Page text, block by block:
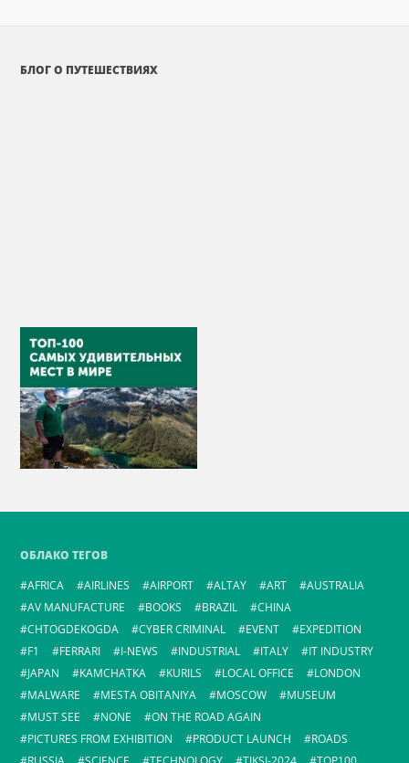
БЛОГ О ПУТЕШЕСТВИЯХ
ОБЛАКО ТЕГОВ
AFRICA
AIRLINES AIRPORT ALTAY ART
AUSTRALIA
AV MANUFACTURE
BOOKS BRAZIL
CHINA
CHTOGDEKOGDA
CYBER CRIMINAL EVENT
EXPEDITION
F1
FERRARI I-NEWS INDUSTRIAL ITALY
IT INDUSTRY
JAPAN
KAMCHATKA KURILS LOCAL OFFICE
LONDON
MALWARE
MESTA OBITANIYA MOSCOW
MUSEUM
MUST SEE
NONE
ON THE ROAD AGAIN
PICTURES FROM EXHIBITION
PRODUCT LAUNCH
ROADS